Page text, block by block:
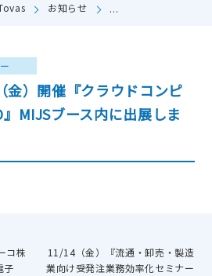
お知らせ
金）開催『クラウドコンピ
MIJSブース内に出展しま
コ株
子
11/14（金）『流通・卸売・製造
業向け受発注業務効率化セミナー